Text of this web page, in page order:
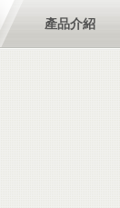
產品介紹